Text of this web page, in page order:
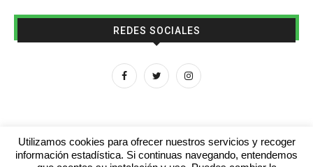
REDES SOCIALES
Utilizamos cookies para ofrecer nuestros servicios y recoger
información estadística. Si continuas navegando, entendemos